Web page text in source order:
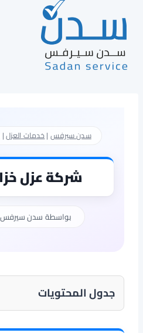
المحتوى
سدن سيرفس |خدمات العزل|
شركة عزل
بواسطة سدن سيرفس
جدول المحتويات